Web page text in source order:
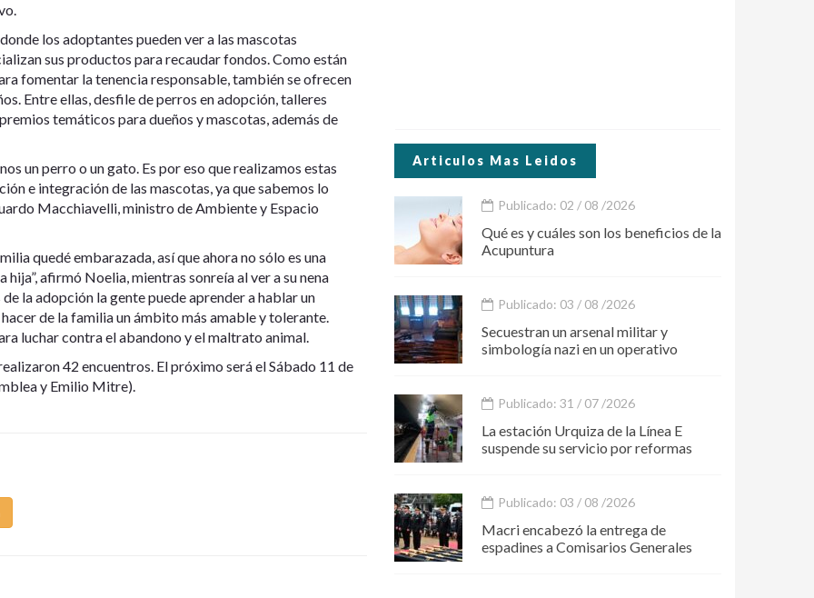
los adoptantes pueden ver a las mascotas
sus productos para recaudar fondos. Como están
fomentar la tenencia responsable, también se ofrecen
Entre ellas, desfile de perros en adopción, talleres
temáticos para dueños y mascotas, además de
un perro o un gato. Es por eso que realizamos estas
e integración de las mascotas, ya que sabemos lo
Macchiavelli, ministro de Ambiente y Espacio
quedé embarazada, así que ahora no sólo es una
afirmó Noelia, mientras sonreía al ver a su nena
la adopción la gente puede aprender a hablar un
de la familia un ámbito más amable y tolerante.
luchar contra el abandono y el maltrato animal.
42 encuentros. El próximo será el Sábado 11 de
y Emilio Mitre).
Articulos Mas Leidos
Publicado: 02 / 08 /2026
Qué es y cuáles son los beneficios de la
Acupuntura
Publicado: 03 / 08 /2026
Secuestran un arsenal militar y
simbología nazi en un operativo
Publicado: 31 / 07 /2026
La estación Urquiza de la Línea E
suspende su servicio por reformas
Publicado: 03 / 08 /2026
Macri encabezó la entrega de
espadines a Comisarios Generales